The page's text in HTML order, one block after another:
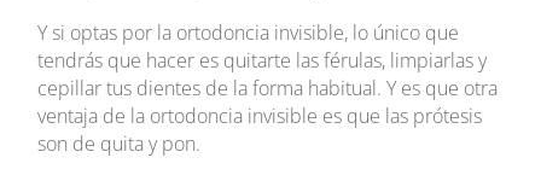
Y si optas por la ortodoncia invisible, lo único que
tendrás que hacer es quitarte las férulas, limpiarlas y
cepillar tus dientes de la forma habitual. Y es que otra
ventaja de la ortodoncia invisible es que las prótesis
son de quita y pon.